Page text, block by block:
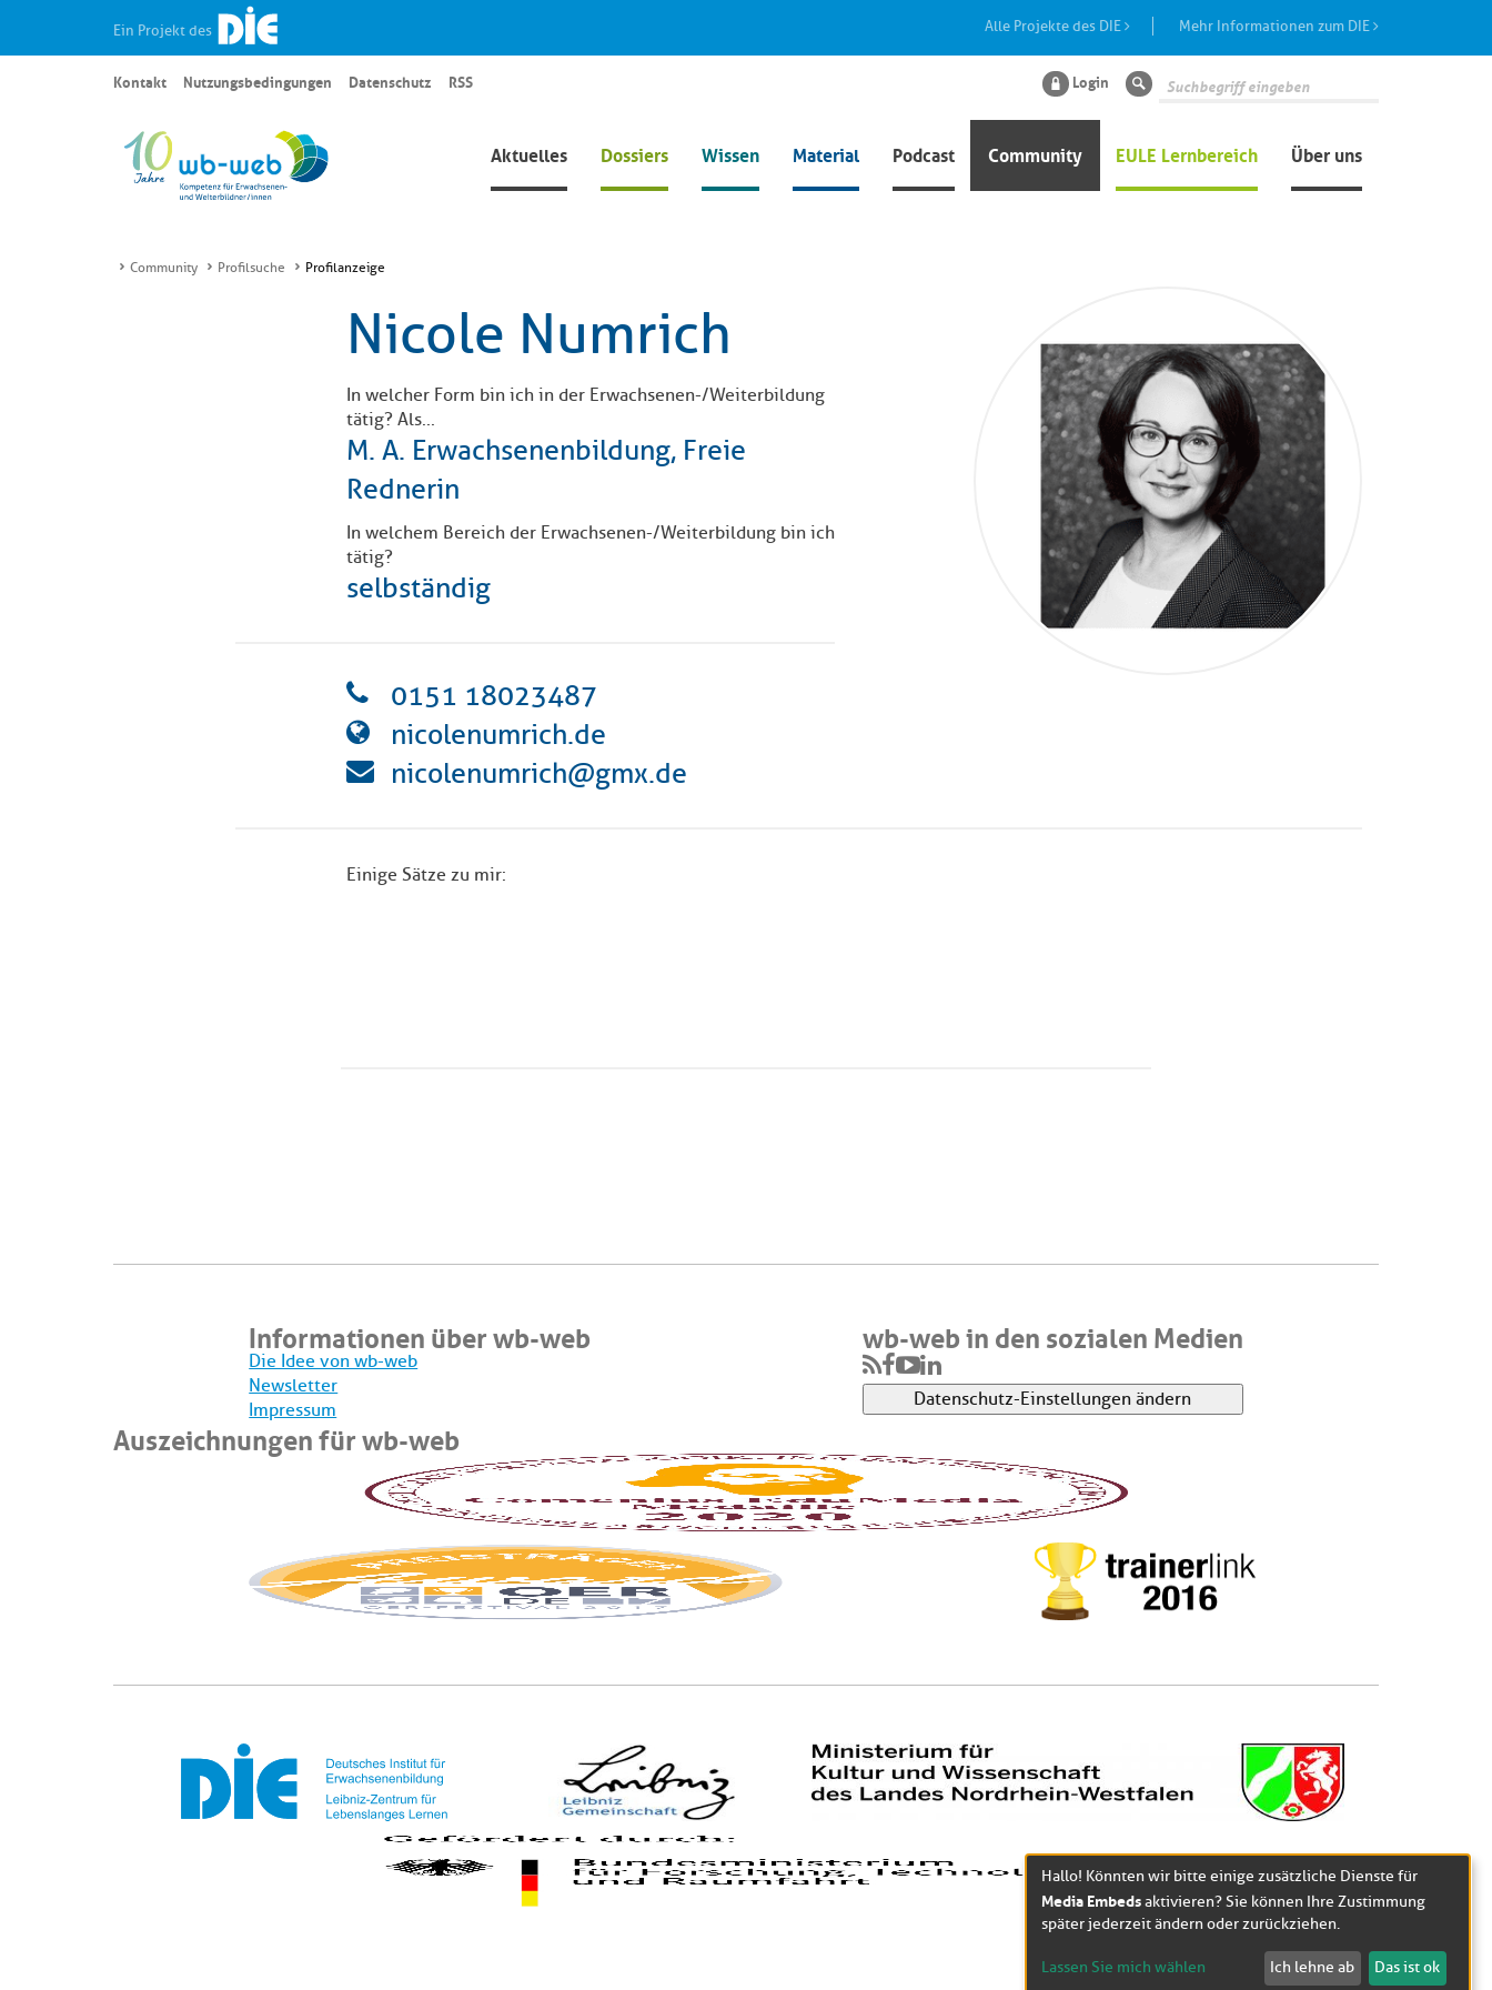
Ein Projekt des Alle Projekte des DIE Mehr Informationen zum DIE
Aktuelles Dossiers Wissen Material Podcast Community EULE Lernbereich Über uns
Kontakt Nutzungsbedingungen Datenschutz RSS Login Suche
Community Profilsuche Profilanzeige
Nicole Numrich
In welcher Form bin ich in der Erwachsenen-/Weiterbildung
tätig? Als...
M. A. Erwachsenenbildung, Freie
Rednerin
In welchem Bereich der Erwachsenen-/Weiterbildung bin ich
tätig?
selbständig
0151 18023487
nicolenumrich.de
nicolenumrich@gmx.de
Einige Sätze zu mir:
Informationen über wb-web
Die Idee von wb-web
Newsletter
Impressum
wb-web in den sozialen Medien
Datenschutz-Einstellungen ändern
Auszeichnungen für wb-web
Hallo! Könnten wir bitte einige zusätzliche Dienste für
Media Embedsaktivieren? Sie können Ihre Zustimmung
später jederzeit ändern oder zurückziehen.
Lassen Sie mich wählen Ich lehne ab Das ist ok